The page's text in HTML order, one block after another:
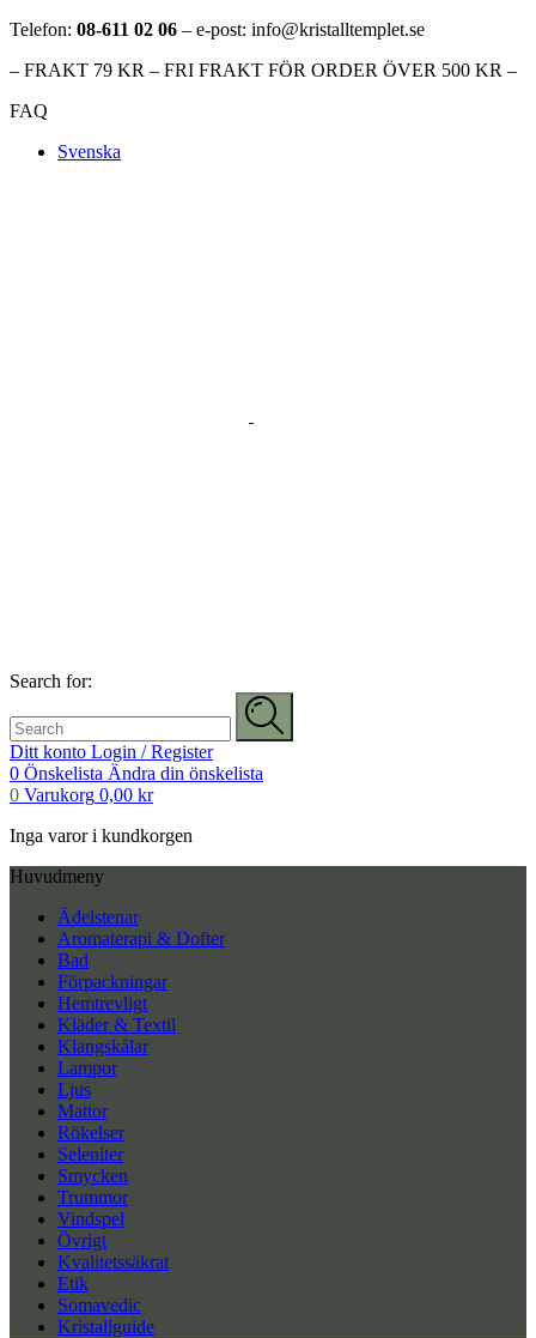
Telefon: 08-611 02 06 – e-post: info@kristalltemplet.se
– FRAKT 79 KR – FRI FRAKT FÖR ORDER ÖVER 500 KR –
FAQ
Svenska
Search for:
Ditt konto Login / Register
0 Önskelista Ändra din önskelista
0 Varukorg 0,00 kr
Inga varor i kundkorgen
Huvudmeny
Ädelstenar
Aromaterapi & Dofter
Bad
Förpackningar
Hemtrevligt
Kläder & Textil
Klangskålar
Lampor
Ljus
Mattor
Rökelser
Seleniter
Smycken
Trummor
Vindspel
Övrigt
Kvalitetssäkrat
Etik
Somavedic
Kristallguide